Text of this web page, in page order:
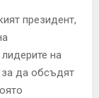
президент,
на
да обсъдят